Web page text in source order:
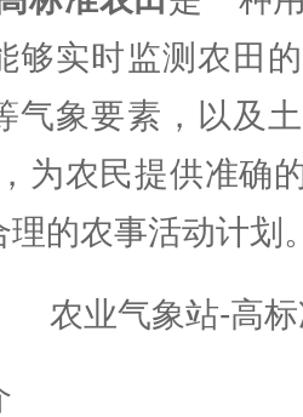
够实时监测农田
气象要素，以及
为农民提供准确
理的农事活动计划